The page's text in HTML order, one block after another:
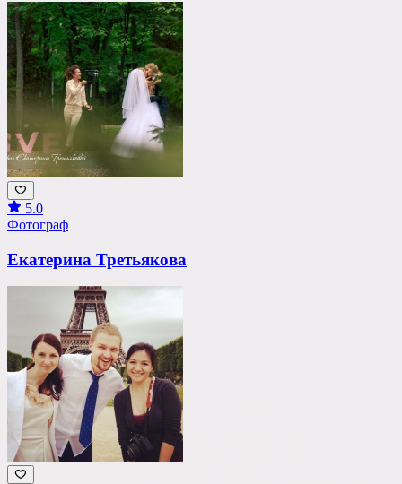
5.0
Фотограф
Екатерина Третьякова